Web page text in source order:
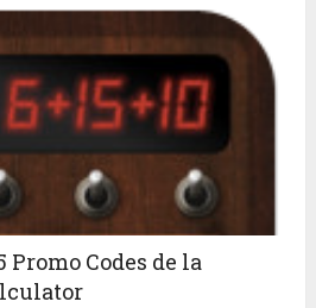
Promo Codes de la